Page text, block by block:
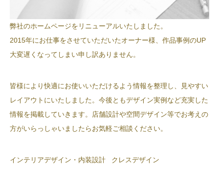
弊社のホームページをリニューアルいたしました。
2015年にお仕事をさせていただいたオーナー様、作品事例のUP
大変遅くなってしまい申し訳ありません。
皆様により快適にお使いいただけるよう情報を整理し、見やすい
レイアウトにいたしました。今後ともデザイン実例など充実した
情報を掲載していきます。店舗設計や空間デザイン等でお考えの
方がいらっしゃいましたらお気軽ご相談ください。
インテリアデザイン・内装設計 クレスデザイン